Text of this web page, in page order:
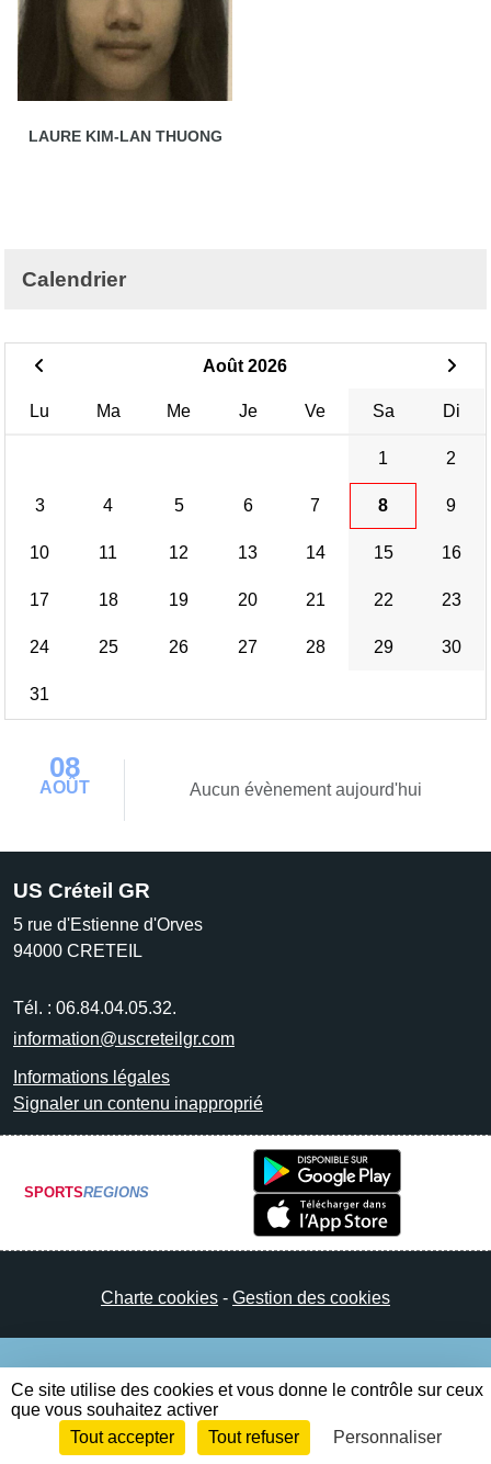
LAURE KIM-LAN THUONG
Calendrier
Août 2026
Lu Ma Me Je Ve Sa Di
1 2
3 4 5 6 7 8 9
10 11 12 13 14 15 16
17 18 19 20 21 22 23
24 25 26 27 28 29 30
31
08
AOÛT Aucun évènement aujourd'hui
US Créteil GR
5 rue d'Estienne d'Orves
94000 CRETEIL
Tél. : 06.84.04.05.32.
information@uscreteilgr.com
Informations légales
Signaler un contenu inapproprié
SPORTSREGIONS
Charte cookies Gestion des cookies
Envie de participer ? Connexion
Ce site utilise des cookies et vous donne le contrôle sur ceux
que vous souhaitez activer
Tout accepter
Tout refuser Personnaliser